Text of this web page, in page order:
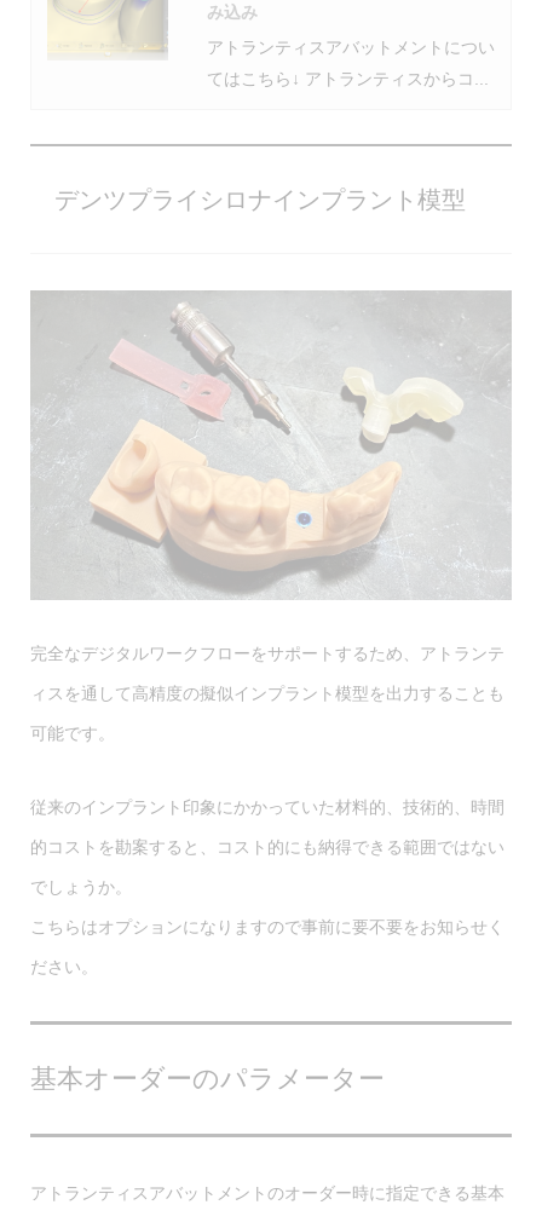
み込み
アトランティスアバットメントについ
てはこちら↓ アトランティスからコ...
デンツプライシロナインプラント模型
完全なデジタルワークフローをサポートするため、アトランテ
ィスを通して高精度の擬似インプラント模型を出力することも
可能です。
従来のインプラント印象にかかっていた材料的、技術的、時間
的コストを勘案すると、コスト的にも納得できる範囲ではない
でしょうか。
こちらはオプションになりますので事前に要不要をお知らせく
ださい。
基本オーダーのパラメーター
アトランティスアバットメントのオーダー時に指定できる基本